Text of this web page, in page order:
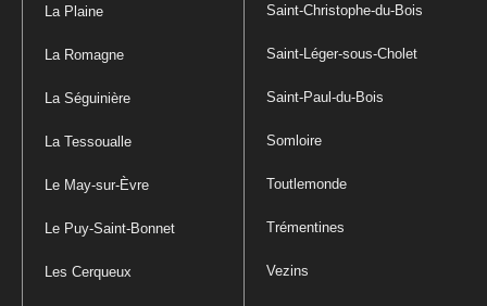
La Plaine
La Romagne
La Séguinière
La Tessoualle
Le May-sur-Èvre
Le Puy-Saint-Bonnet
Les Cerqueux
Saint-Christophe-du-Bois
Saint-Léger-sous-Cholet
Saint-Paul-du-Bois
Somloire
Toutlemonde
Trémentines
Vezins